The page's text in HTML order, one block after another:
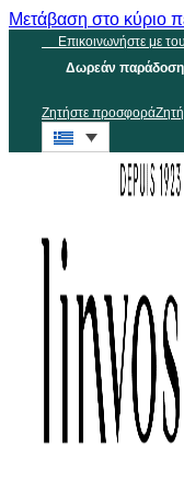
Μετάβαση στο κύριο
Επικοινωνήστε με
Δωρεάν
Ζητήστε προσφορά